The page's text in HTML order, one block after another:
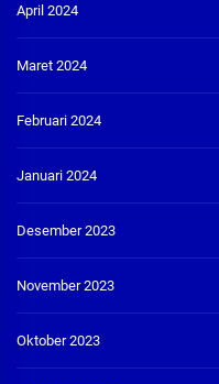
April 2024
Maret 2024
Februari 2024
Januari 2024
Desember 2023
November 2023
Oktober 2023